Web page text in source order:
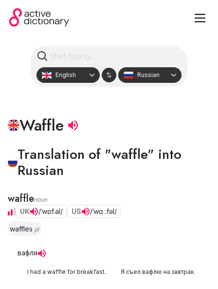
English Russian
Waffle
Translation of "waffle" into
Russian
wafflenoun
UK /ˈwɒf.əl/ US /ˈwɑː.fəl/
waffles pl
вафля
I had a waffle for breakfast. Я съел вафлю на завтрак.